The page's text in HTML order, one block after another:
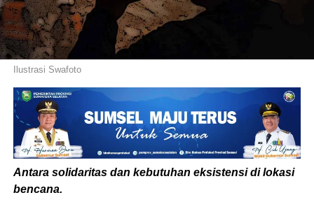
Ilustrasi Swafoto
Antara solidaritas dan kebutuhan eksistensi di lokasi
bencana.